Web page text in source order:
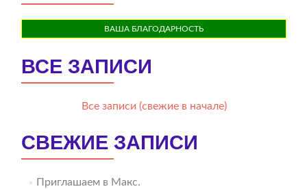
ВАША БЛАГОДАРНОСТЬ
ВСЕ ЗАПИСИ
Все записи (свежие в начале)
СВЕЖИЕ ЗАПИСИ
Приглашаем в Макс.